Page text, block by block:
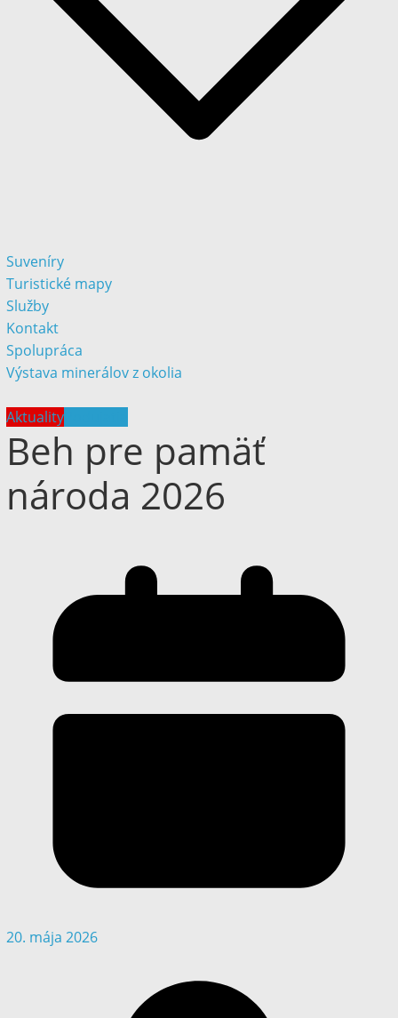
Suveníry
Turistické mapy
Služby
Kontakt
Spolupráca
Výstava minerálov z okolia
AktualityPodujatia
Beh pre pamäť
národa 2026
20. mája 2026